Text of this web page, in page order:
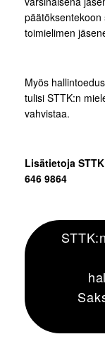
toimielimen
Myös
tulisi STTK:n
vahvistaa.
Lisätietoja
646 9864